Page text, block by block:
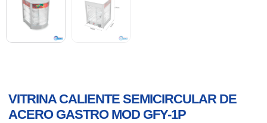
VITRINA CALIENTE SEMICIRCULAR DE
ACERO GASTRO MOD GFY-1P